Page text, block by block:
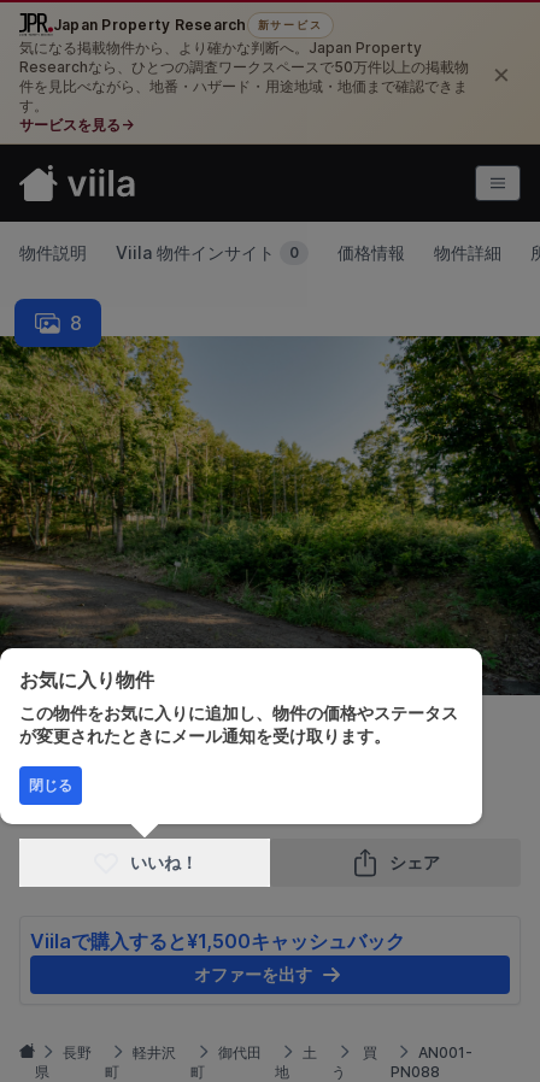
Japan Property Research 新サービス
気になる掲載物件から、より確かな判断へ。Japan Property
Researchなら、ひとつの調査ワークスペースで50万件以上の掲載物
件を見比べながら、地番・ハザード・用途地域・地価まで確認できま
す。
サービスを見る →
×
物件説明 Viila 物件インサイト 0 価格情報 物件詳細
8
販売価格
¥1,500,000
いいね！ シェア
Viilaで購入すると¥1,500キャッシュバック
オファーを出す
長野
県
軽井沢
町
御代田
町
土
地
買
う
AN001-
PN088
お気に入り物件
この物件をお気に入りに追加し、物件の価格やステータス
が変更されたときにメール通知を受け取ります。
閉じる